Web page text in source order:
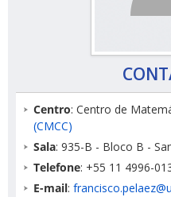
Centro: Centro de
(CMCC)
Sala: 935-B - Bloco B -
Telefone: +55 11 4996-
E-mail: